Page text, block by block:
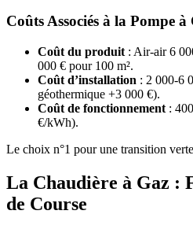
Coûts Associés à la Pompe
Coût du produit : Air-air 6
000 € pour 100 m².
Coût d’installation : 2 000-6
géothermique +3 000 €).
Coût de fonctionnement :
€/kWh).
Le choix n°1 pour une transition
La Chaudière à Gaz :
de Course